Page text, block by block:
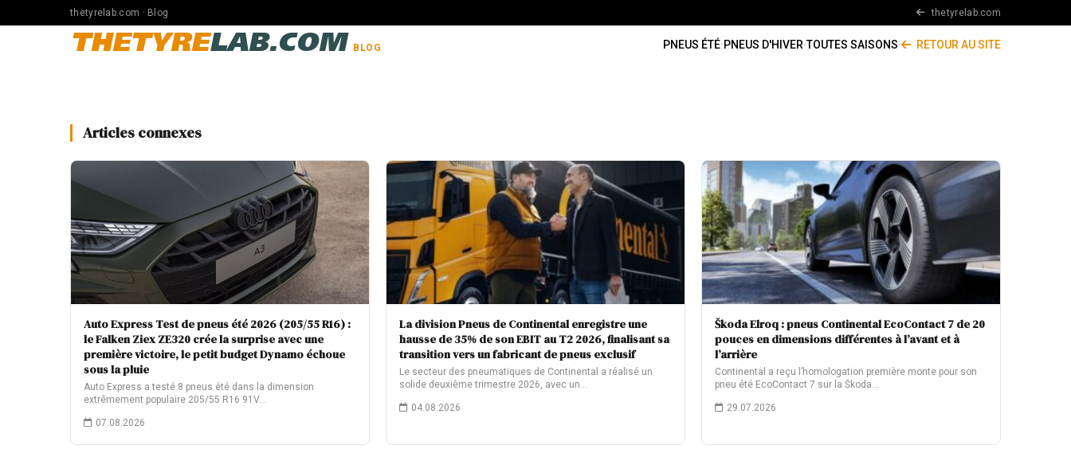
thetyrelab.com · Blog thetyrelab.com
THETYRELAB.COM BLOG PNEUS ÉTÉ·PNEUS D'HIVER·TOUTES SAISONS· RETOUR AU SITE
Articles connexes
Auto Express Test de pneus été 2026 (205/55 R16) :
le Falken Ziex ZE320 crée la surprise avec une
première victoire, le petit budget Dynamo échoue
sous la pluie
Auto Express a testé 8 pneus été dans la dimension
extrêmement populaire 205/55 R16 91V…
07.08.2026
La division Pneus de Continental enregistre une
hausse de 35% de son EBIT au T2 2026, finalisant sa
transition vers un fabricant de pneus exclusif
Le secteur des pneumatiques de Continental a réalisé un
solide deuxième trimestre 2026, avec un…
04.08.2026
Škoda Elroq : pneus Continental EcoContact 7 de 20
pouces en dimensions différentes à l’avant et à
l’arrière
Continental a reçu l’homologation première monte pour son
pneu été EcoContact 7 sur la Škoda…
29.07.2026